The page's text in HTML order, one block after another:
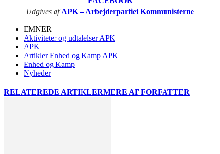
Udgives afAPK – Arbejderpartiet Kommunisterne
EMNER
Aktiviteter og udtalelser APK
APK
Artikler Enhed og Kamp APK
Enhed og Kamp
Nyheder
RELATEREDE ARTIKLERMERE AF FORFATTER